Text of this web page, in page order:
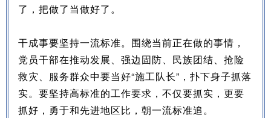
了，把做了当做好了。
干成事要坚持一流标准。围绕当前正在做的事情，
党员干部在推动发展、强边固防、民族团结、抢险
救灾、服务群众中要当好“施工队长”，扑下身子抓落
实。要坚持高标准的工作要求，不仅要抓实，更要
抓好，勇于和先进地区比，朝一流标准追。